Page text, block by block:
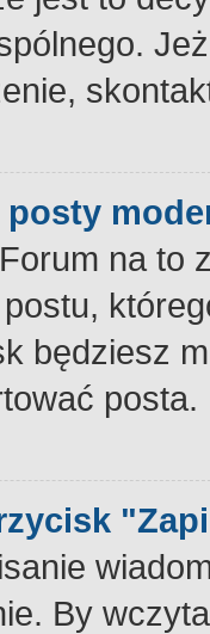
posty
na to
będziesz
posta.
By